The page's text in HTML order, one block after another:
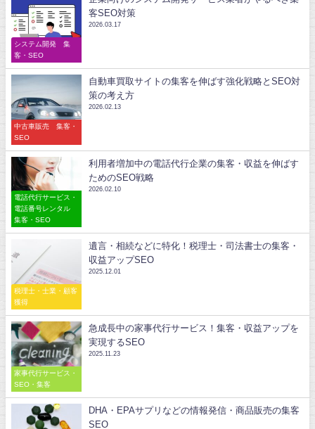
システム開発 集
客・SEO
客SEO対策
2026.03.17
中古車販売 集客・
SEO
自動車買取サイトの集客を伸ばす強化戦略とSEO対
策の考え方
2026.02.13
電話代行サービス・
電話番号レンタル
集客・SEO
利用者増加中の電話代行企業の集客・収益を伸ばす
ためのSEO戦略
2026.02.10
税理士・士業・顧客
獲得
遺言・相続などに特化！税理士・司法書士の集客・
収益アップSEO
2025.12.01
家事代行サービス・
SEO・集客
急成長中の家事代行サービス！集客・収益アップを
実現するSEO
2025.11.23
DHA・EPAサプリなどの情報発信・商品販売の集客
SEO